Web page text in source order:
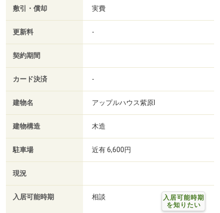
敷引・償却 実費
更新料 -
契約期間
カード決済 -
建物名 アップルハウス紫原Ⅰ
建物構造 木造
駐車場 近有 6,600円
現況
入居可能時期 相談
入居可能時期
を知りたい